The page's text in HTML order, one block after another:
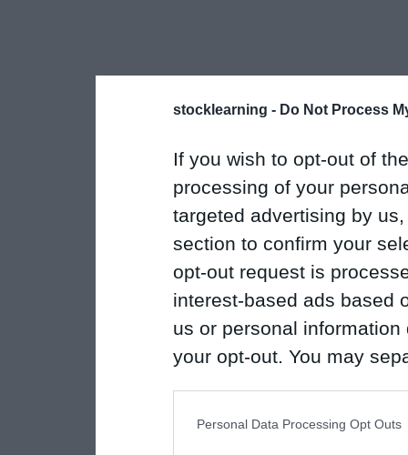
stocklearning - Do Not Process
If you wish to opt-out of
processing of your
targeted advertising by
section to confirm your
opt-out request is
interest-based ads based
us or personal
your opt-out. You may
Personal Data Processing Opt Outs